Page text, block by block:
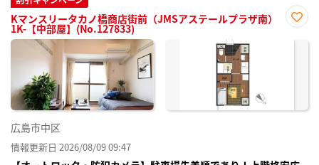
Kマンスリータカノ橋商店街前（JMSアステールプラザ南）
1K-【中部屋】(No.127833)
に入
広島市中区
情報更新日 2026/08/09 09:47